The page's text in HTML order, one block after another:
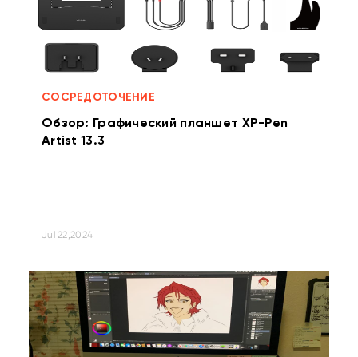
СОСРЕДОТОЧЕНИЕ
Обзор: Графический планшет XP-Pen
Artist 13.3
Jul 22,2024